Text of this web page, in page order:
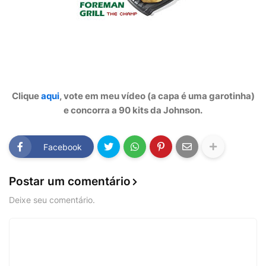
Cliqueaqui, vote em meu vídeo (a capa é uma garotinha)
e concorra a 90 kits da Johnson.
Facebook
Postar um comentário
Deixe seu comentário.